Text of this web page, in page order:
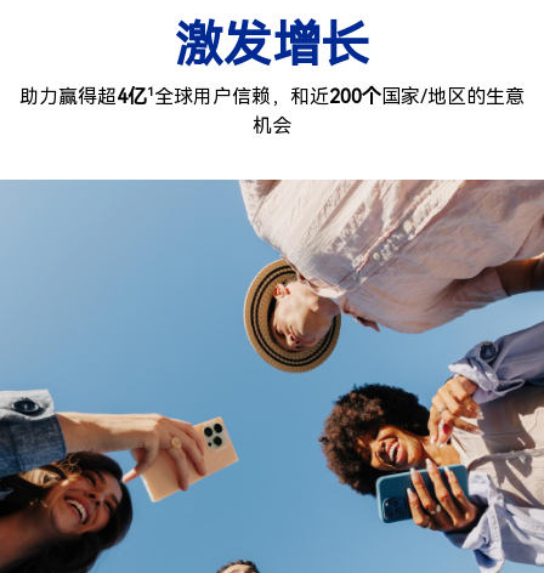
激发增长
助力赢得超4亿1全球用户信赖，和近200个国家/地区的生意
机会